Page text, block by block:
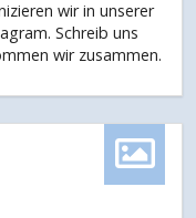
wir in unserer
Schreib uns
wir zusammen.